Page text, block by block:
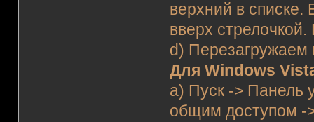
верхний в списке.
вверх
d)
Для Windows
a) Пуск -> Панель
общим доступом -